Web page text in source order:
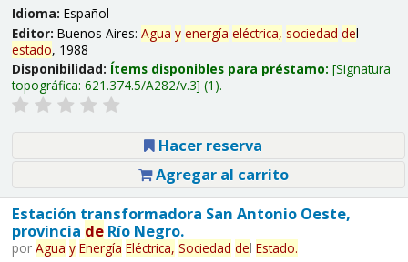
Idioma: Español
Editor: Buenos Aires: Agua y energía eléctrica, sociedad del
estado, 1988
Disponibilidad: Ítems disponibles para préstamo: Signatura
topográfica: 621.374.5/A282/v.3 (1).
Hacer reserva
Agregar al carrito
Estación transformadora San Antonio Oeste,
provincia deRío Negro.
por Agua y Energía Eléctrica, Sociedad del Estado.